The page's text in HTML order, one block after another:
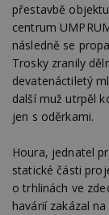
přestavbě
centrum
následně se
Trosky zranily
devatenáctiletý
další muž utrpěl
jen s oděrkami.
Houra, jednatel
statické části
o trhlinách ve
havárií zakázal